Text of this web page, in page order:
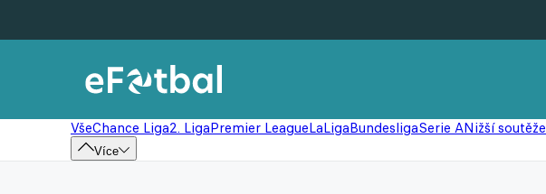
VšeChance Liga2. LigaPremier LeagueLaLigaBundesligaSerie ANižší soutěže
Více